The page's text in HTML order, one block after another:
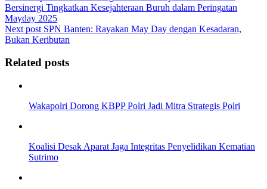
Bersinergi Tingkatkan Kesejahteraan Buruh dalam Peringatan
Mayday 2025
Next post SPN Banten: Rayakan May Day dengan Kesadaran,
Bukan Keributan
Related posts
Wakapolri Dorong KBPP Polri Jadi Mitra Strategis Polri
Koalisi Desak Aparat Jaga Integritas Penyelidikan Kematian
Sutrimo